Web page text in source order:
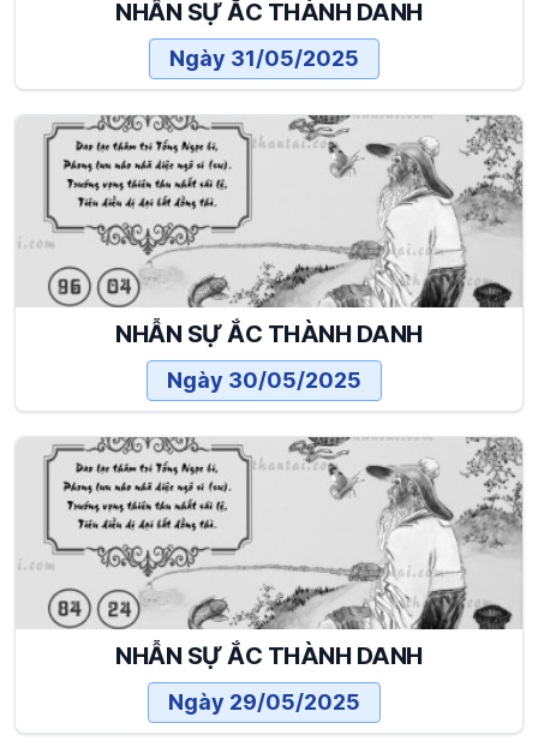
NHẪN SỰ ẮC THÀNH DANH
Ngày 31/05/2025
NHẪN SỰ ẮC THÀNH DANH
Ngày 30/05/2025
NHẪN SỰ ẮC THÀNH DANH
Ngày 29/05/2025